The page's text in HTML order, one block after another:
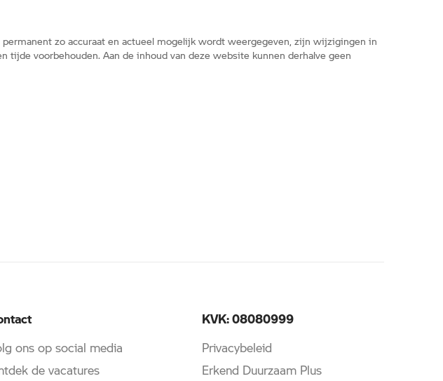
zo accuraat en actueel mogelijk wordt weergegeven, zijn wijzigingen in
voorbehouden. Aan de inhoud van deze website kunnen derhalve geen
ons op social media
de vacatures
KVK: 08080999
Privacybeleid
Erkend Duurzaam Plus